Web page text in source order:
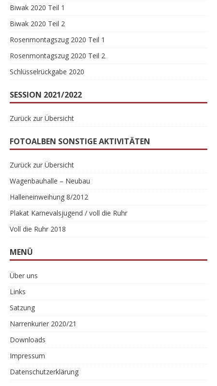
Biwak 2020 Teil 1
Biwak 2020 Teil 2
Rosenmontagszug 2020 Teil 1
Rosenmontagszug 2020 Teil 2
Schlüsselrückgabe 2020
SESSION 2021/2022
Zurück zur Übersicht
FOTOALBEN SONSTIGE AKTIVITÄTEN
Zurück zur Übersicht
Wagenbauhalle – Neubau
Halleneinweihung 8/2012
Plakat Karnevalsjugend / voll die Ruhr
Voll die Ruhr 2018
MENÜ
Über uns
Links
Satzung
Narrenkurier 2020/21
Downloads
Impressum
Datenschutzerklärung